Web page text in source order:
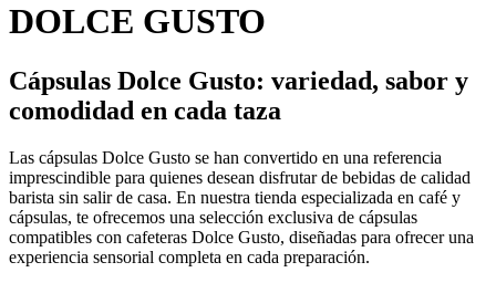
DOLCE GUSTO
Cápsulas Dolce Gusto: variedad, sabor y
comodidad en cada taza
Las cápsulas Dolce Gusto se han convertido en una referencia
imprescindible para quienes desean disfrutarde bebidas de calidad
barista sin salirde casa. En nuestra tienda especializada en café y
cápsulas, te ofrecemos una selección exclusiva de cápsulas
compatibles con cafeteras Dolce Gusto, diseñadas para ofreceruna
experiencia sensorial completa en cada preparación.